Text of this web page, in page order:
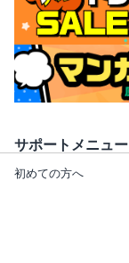
サポートメニュー
初めての方へ